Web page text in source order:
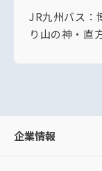
JR九州バス：
り山の神・直
企業情報